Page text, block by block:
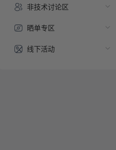
非技术讨论区
晒单专区
线下活动